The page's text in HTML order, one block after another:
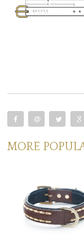
MORE